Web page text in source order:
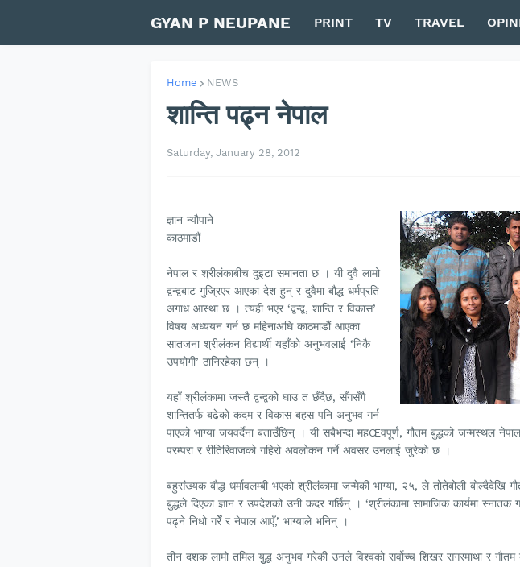
GYAN P NEUPANE PRINT TV TRAVEL
Home NEWS
शान्ति पढ्न नेपाल
Saturday, January 28, 2012
ज्ञान न्यौपाने
काठमाडौं
नेपाल र श्रीलंकाबीच दुइटा समानता छ । यी दुवै लामो
द्वन्द्वबाट गुज्रिएर आएका देश हुन् र दुवैमा बौद्ध धर्मप्रति
अगाध आस्था छ । त्यही भएर ‘द्वन्द्व, शान्ति र विकास’
विषय अध्ययन गर्न छ महिनाअघि काठमाडौं आएका
सातजना श्रीलंकन विद्यार्थी यहाँको अनुभवलाई ‘निकै
उपयोगी’ ठानिरहेका छन् ।
यहाँ श्रीलंकामा जस्तै द्वन्द्वको घाउ त छँदैछ, सँगसँगै
शान्तितर्फ बढेको कदम र विकास बहस पनि अनुभव गर्न
पाएको भाग्या जयवर्देना बताउँछिन् । यी सबैभन्दा महŒवपूर्ण, गौतम बुद्धको जन्मस्थल
परम्परा र रीतिरिवाजको गहिरो अवलोकन गर्ने अवसर उनलाई जुरेको छ ।
बहुसंख्यक बौद्ध धर्मावलम्बी भएको श्रीलंकामा जन्मेकी भाग्या, २५, ले तोतेबोली बोल्दैदेखि
बुद्धले दिएका ज्ञान र उपदेशको उनी कदर गर्छिन् । ‘श्रीलंकामा सामाजिक कार्यमा स्नातक
पढ्ने निधो गरेँ र नेपाल आएँ,’ भाग्याले भनिन् ।
तीन दशक लामो तमिल युुद्ध अनुभव गरेकी उनले विश्वको सर्वोच्च शिखर सगरमाथा र गौतम